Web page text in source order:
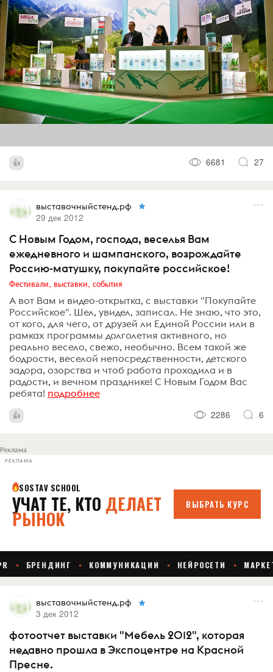
6681 27
выставочныйстенд.рф
29 дек 2012
С Новым Годом, господа, веселья Вам
ежедневного и шампанского, возрождайте
Россию-матушку, покупайте российское!
Фестивали, выставки, события
А вот Вам и видео-открытка, с выставки "Покупайте
Российское". Шел, увидел, записал. Не знаю, что это,
от кого, для чего, от друзей ли Единой России или в
рамках программы долголетия активного, но
реально весело, свежо, необычно. Всем такой же
бодрости, веселой непосредственности, детского
задора, озорства и чтоб работа проходила и в
радости, и вечном празднике! С Новым Годом Вас
ребята! подробнее
2286
6
Реклама
РЕКЛАМА
выставочныйстенд.рф
3 дек 2012
фотоотчет выставки "Мебель 2012", которая
недавно прошла в Экспоцентре на Красной
Пресне.